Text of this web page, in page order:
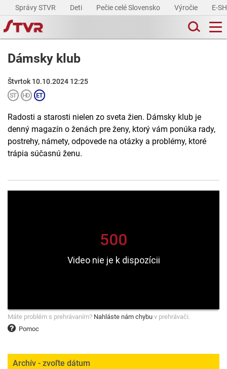
Správy STVR Deti Pečie celé Slovensko Výročie E-
Dámsky klub
Štvrtok 10.10.2024 12:25
Radosti a starosti nielen zo sveta žien. Dámsky klub je
denný magazín o ženách pre ženy, ktorý vám ponúka rady,
postrehy, námety, odpovede na otázky a problémy, ktoré
trápia súčasnú ženu.
Pomoc
Máte problém s prehrávaním? Nahláste nám chybu v prehrávači.
Archív - zvoľte dátum